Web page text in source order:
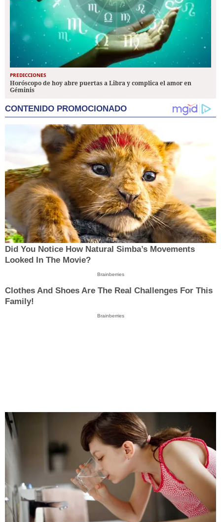
PREDICCIONES
Horóscopo de hoy abre puertas a Libra y complica el amor en
Géminis
CONTENIDO PROMOCIONADO
Did You Notice How Natural Simba’s Movements
Looked In The Movie?
Brainberries
Clothes And Shoes Are The Real Challenges For This
Family!
Brainberries